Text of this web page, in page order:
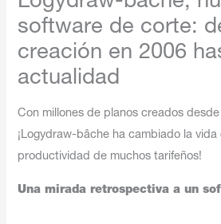
software de corte:
creación en 2006
actualidad
Con millones de planos creados
¡Logydraw-bâche ha cambiado la vida
productividad de muchos tarifeños!
Una mirada retrospectiva a un